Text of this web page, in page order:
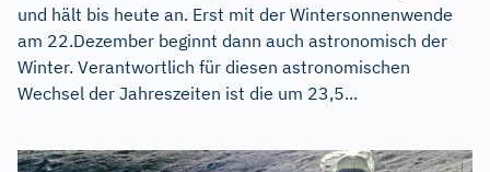
und hält bis heute an. Erst mit der Wintersonnenwende
am 22.Dezember beginnt dann auch astronomisch der
Winter. Verantwortlich für diesen astronomischen
Wechsel der Jahreszeiten ist die um 23,5...